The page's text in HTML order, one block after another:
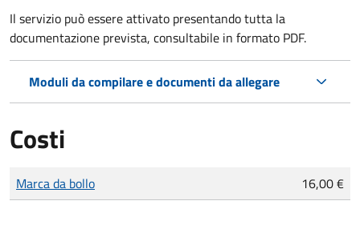
Il servizio può essere attivato presentando tutta la
documentazione prevista, consultabile in formato PDF.
Moduli da compilare e documenti da allegare
Costi
Tipo di pagamento
Importo
Marca da bollo 16,00 €